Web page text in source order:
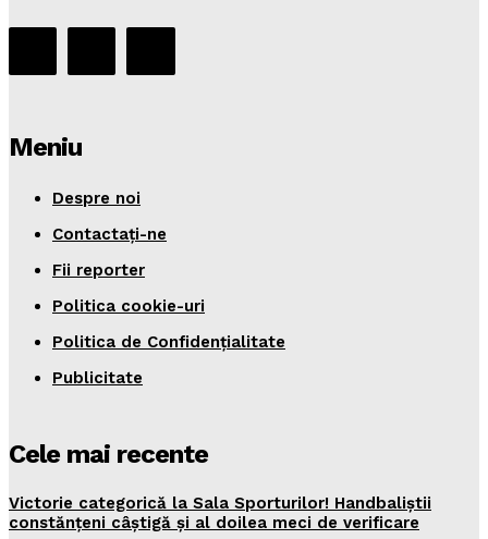
Meniu
Despre noi
Contactați-ne
Fii reporter
Politica cookie-uri
Politica de Confidențialitate
Publicitate
Cele mai recente
Victorie categorică la Sala Sporturilor! Handbaliștii
constănțeni câștigă și al doilea meci de verificare